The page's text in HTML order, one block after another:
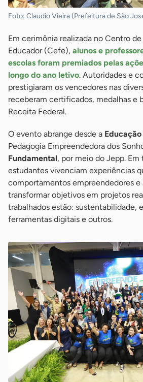
Foto: Claudio Vieira (Prefeitura de São
Em cerimônia realizada no Centro
Educador (Cefe), alunos e
escolas foram premiados pelas
longo do ano letivo. Autoridades e
prestigiaram os vencedores nas
receberam certificados, medalhas e
Receita Federal.
O evento abrange desde a
Pedagogia Empreendedora dos
Fundamental, por meio do Jepp. Em
estudantes vivenciam experiências
comportamentos empreendedores e
transformar objetivos em projetos
trabalhados estão: sustentabilidade,
ferramentas digitais e outros.